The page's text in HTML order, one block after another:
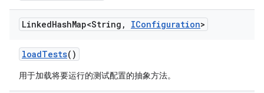
LinkedHashMap<String , IConfiguration>
loadTests()
用于加载将要运行的测试配置的抽象方法。